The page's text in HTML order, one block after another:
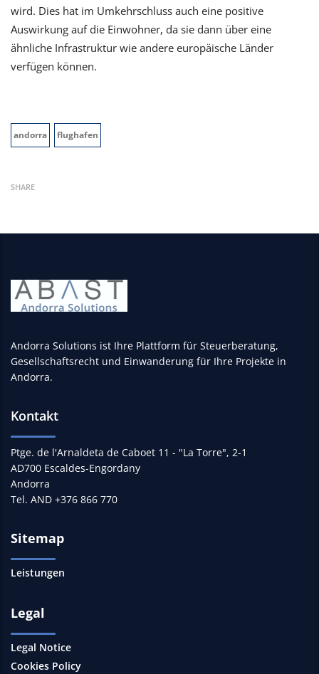
wird. Dies hat im Umkehrschluss auch eine positive
Auswirkung auf die Einwohner, da sie dann über eine
ähnliche Infrastruktur wie andere europäische Länder
verfügen können.
andorra flughafen
SHARE
Andorra Solutions ist Ihre Plattform für Steuerberatung,
Gesellschaftsrecht und Einwanderung für Ihre Projekte in
Andorra.
Kontakt
Ptge. de l'Arnaldeta de Caboet 11 - "La Torre", 2-1
AD700 Escaldes-Engordany
Andorra
Tel. AND +376 866 770
Sitemap
Leistungen
Legal
Legal Notice
Cookies Policy